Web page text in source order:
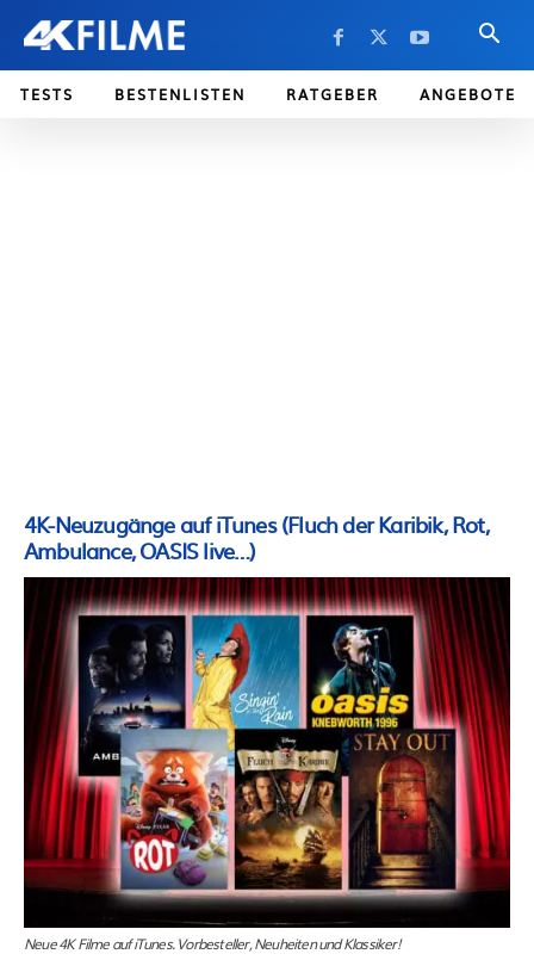
TESTS BESTENLISTEN RATGEBER ANGEBOTE
4K-Neuzugänge auf iTunes (Fluch der Karibik, Rot,
Ambulance, OASIS live…)
Neue 4K Filme auf iTunes. Vorbesteller, Neuheiten und Klassiker!